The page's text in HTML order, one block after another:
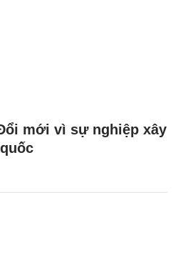
mới vì sự nghiệp xây